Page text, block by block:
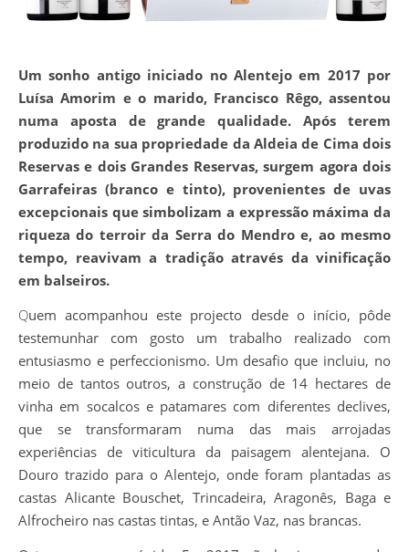
Um sonho antigo iniciado no Alentejo em 2017 por
Luísa Amorim e o marido, Francisco Rêgo, assentou
numa aposta de grande qualidade. Após terem
produzido na sua propriedade da Aldeia de Cima dois
Reservas e dois Grandes Reservas, surgem agora dois
Garrafeiras (branco e tinto), provenientes de uvas
excepcionais que simbolizam a expressão máxima da
riqueza do terroir da Serra do Mendro e, ao mesmo
tempo, reavivam a tradição através da vinificação
em balseiros.
Quem acompanhou este projecto desde o início, pôde
testemunhar com gosto um trabalho realizado com
entusiasmo e perfeccionismo. Um desafio que incluiu, no
meio de tantos outros, a construção de 14 hectares de
vinha em socalcos e patamares com diferentes declives,
que se transformaram numa das mais arrojadas
experiências de viticultura da paisagem alentejana. O
Douro trazido para o Alentejo, onde foram plantadas as
castas Alicante Bouschet, Trincadeira, Aragonês, Baga e
Alfrocheiro nas castas tintas, e Antão Vaz, nas brancas.